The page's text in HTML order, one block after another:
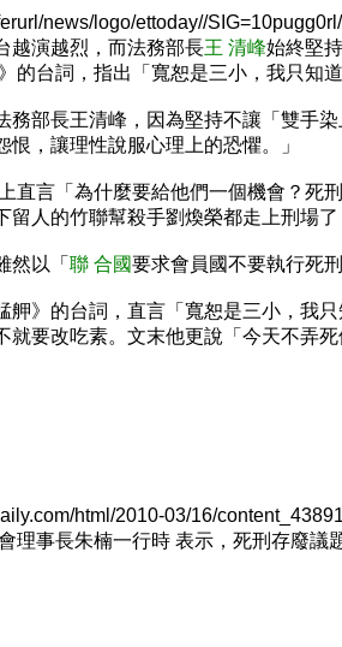
news/logo/ettoday//
越演越烈，而法務部長王 清峰始終堅
的台詞，指出「寬恕是三小，我只知道
務部長王清峰，因為堅持不讓「雙手
，讓理性說服心理上的恐懼。」
上直言「為什麼要給他們一個機會？死
留人的竹聯幫殺手劉煥榮都走上刑場
然以「 聯 合國要求會員國不要執行死
舺》的台詞，直言「寬恕是三小，我
要改吃素。文末他更說「今天不弄
html/2010-03/16/
事長朱楠一行時 表示，死刑存廢議